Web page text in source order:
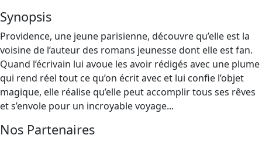
Synopsis
Providence, une jeune parisienne, découvre qu’elle est la
voisine de l’auteur des romans jeunesse dont elle est fan.
Quand l’écrivain lui avoue les avoir rédigés avec une plume
qui rend réel tout ce qu’on écrit avec et lui confie l’objet
magique, elle réalise qu’elle peut accomplir tous ses rêves
et s’envole pour un incroyable voyage...
Nos Partenaires